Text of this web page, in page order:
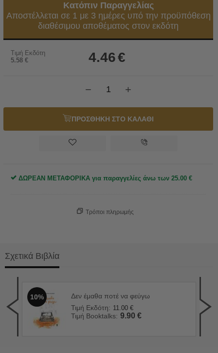
Κατόπιν Παραγγελίας
Αποστέλλεται σε 1 με 3 ημέρες υπό την προϋπόθεση
διαθέσιμου αποθέματος στον εκδότη
Τιμή Εκδότη
5.58 € 4.46€
+
−
ΠΡΟΣΘΗΚΗ ΣΤΟ ΚΑΛΑΘΙ
ΔΩΡΕΑΝ ΜΕΤΑΦΟΡΙΚΑ για παραγγελίες άνω των 25.00 €
Τρόποι πληρωμής
Σχετικά Βιβλία
10%
Δεν έμαθα ποτέ να φεύγω
Τιμή Εκδότη: 11.00 €
Τιμή Booktalks: 9.90 €